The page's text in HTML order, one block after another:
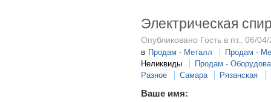
Электрическая
Опубликовано Гость в пт., 06/
в Продам - Металл
Продам -
Неликвиды
Продам -
Разное
Самара Рязанская
Ваше имя: